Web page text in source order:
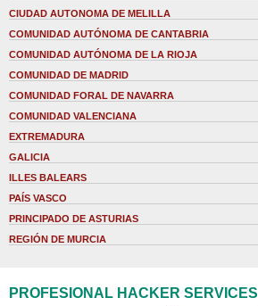
CIUDAD AUTONOMA DE MELILLA
COMUNIDAD AUTÓNOMA DE CANTABRIA
COMUNIDAD AUTÓNOMA DE LA RIOJA
COMUNIDAD DE MADRID
COMUNIDAD FORAL DE NAVARRA
COMUNIDAD VALENCIANA
EXTREMADURA
GALICIA
ILLES BALEARS
PAÍS VASCO
PRINCIPADO DE ASTURIAS
REGIÓN DE MURCIA
PROFESIONAL HACKER SERVICES